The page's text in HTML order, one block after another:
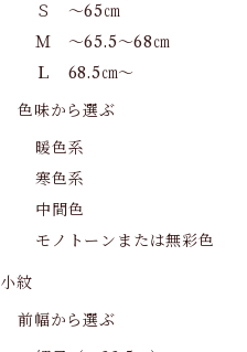
Ｓ ～65㎝
Ｍ ～65.5～68㎝
Ｌ 68.5㎝～
色味から選ぶ
暖色系
寒色系
中間色
モノトーンまたは無彩色
小紋
前幅から選ぶ